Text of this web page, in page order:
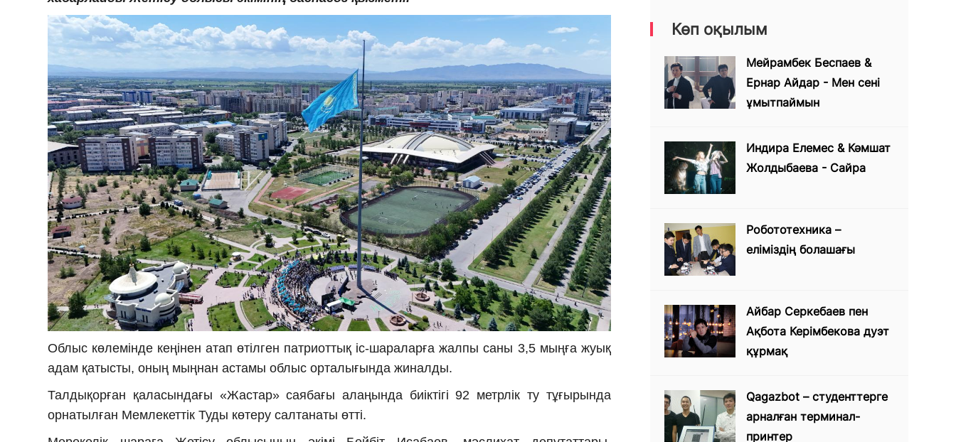
Облыс көлемінде кеңінен атап өтілген патриоттық іс-шараларға жалпы саны 3,5 мыңға жуық
адам қатысты, оның мыңнан астамы облыс орталығында жиналды.
Талдықорған қаласындағы «Жастар» саябағы алаңында биіктігі 92 метрлік ту тұғырында
орнатылған Мемлекеттік Туды көтеру салтанаты өтті.
Көп оқылым
Мейрамбек Беспаев &
Ернар Айдар - Мен сені
ұмытпаймын
Индира Елемес & Кәмшат
Жолдыбаева - Сайра
Робототехника –
еліміздің болашағы
Айбар Серкебаев пен
Ақбота Керімбекова дуэт
құрмақ
Qagazbot – студенттерге
арналған терминал-
принтер